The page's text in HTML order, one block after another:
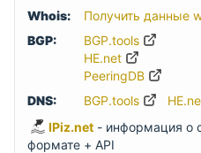
Whois:
Получить данные
BGP:
BGP.tools
HE.net
PeeringDB
DNS:
BGP.tools
IPiz.net - информация о
формате + API